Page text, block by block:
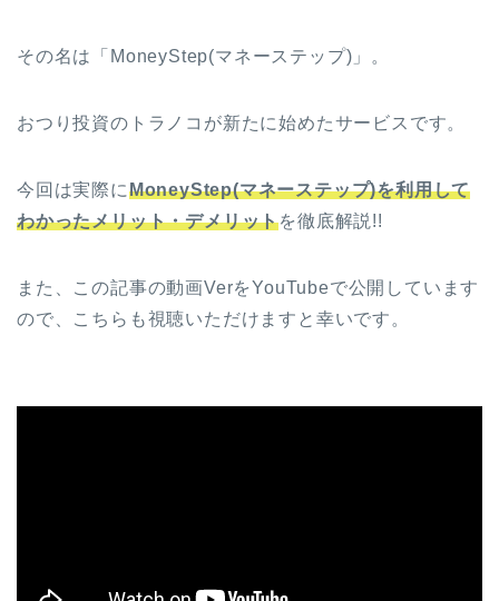
その名は「MoneyStep(マネーステップ)」。
おつり投資のトラノコが新たに始めたサービスです。
今回は実際にMoneyStep(マネーステップ)を利用して
わかったメリット・デメリットを徹底解説!!
また、この記事の動画VerをYouTubeで公開しています
ので、こちらも視聴いただけますと幸いです。